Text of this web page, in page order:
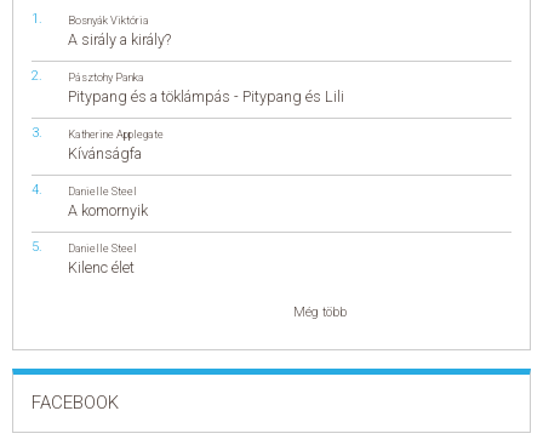
Bosnyák Viktória
A sirály a király?
Pásztohy Panka
Pitypang és a töklámpás - Pitypang és Lili
Katherine Applegate
Kívánságfa
Danielle Steel
A komornyik
Danielle Steel
Kilenc élet
Még több
FACEBOOK